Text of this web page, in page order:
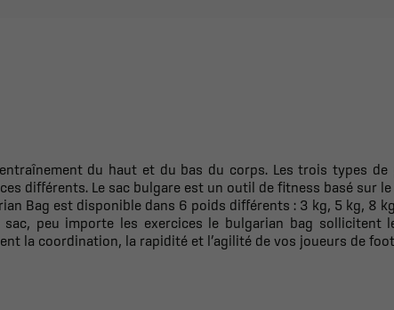
du haut et du bas du corps. Les trois types de
différents. Le sac bulgare est un outil de fitness basé sur
Bag est disponible dans 6 poids différents : 3 kg, 5 kg, 8
peu importe les exercices le bulgarian bag sollicitent
la coordination, la rapidité et l’agilité de vos joueurs de